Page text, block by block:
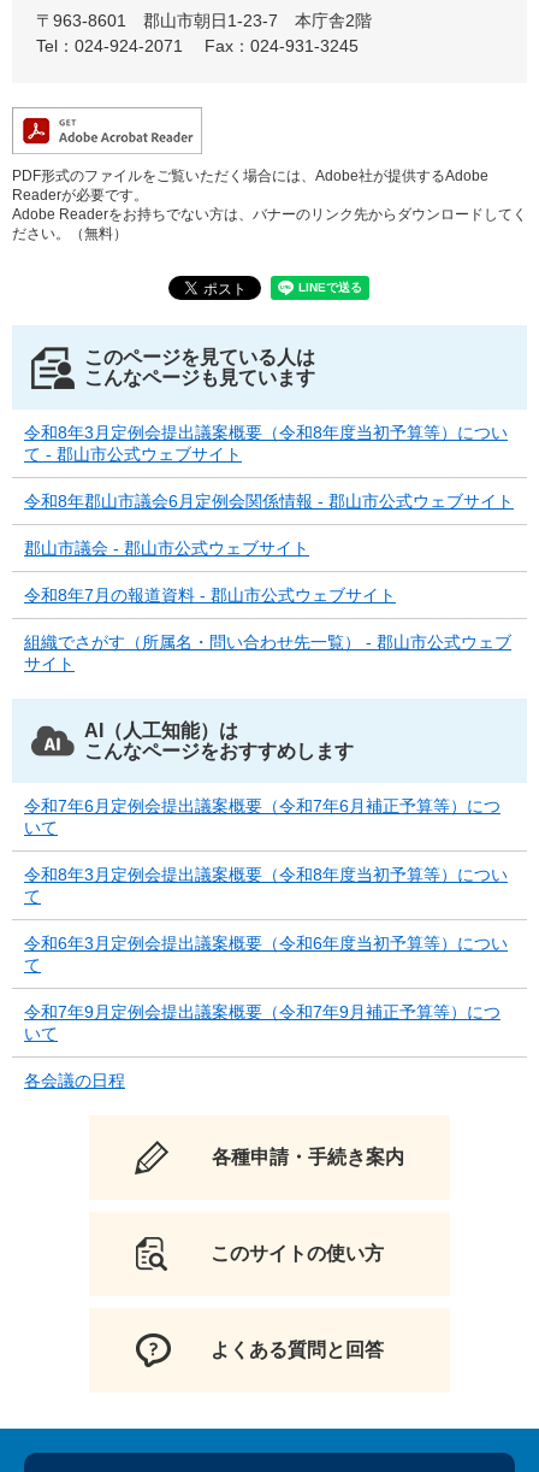
〒963-8601
郡山市朝日1-23-7 本庁舎2階
Tel：024-924-2071
Fax：024-931-3245
PDF形式のファイルをご覧いただく場合には、Adobe社が提供するAdobe
Readerが必要です。
Adobe Readerをお持ちでない方は、バナーのリンク先からダウンロードしてく
ださい。（無料）
このページを見ている人は
こんなページも見ています
令和8年3月定例会提出議案概要（令和8年度当初予算等）につい
て - 郡山市公式ウェブサイト
令和8年郡山市議会6月定例会関係情報 - 郡山市公式ウェブサイト
郡山市議会 - 郡山市公式ウェブサイト
令和8年7月の報道資料 - 郡山市公式ウェブサイト
組織でさがす（所属名・問い合わせ先一覧） - 郡山市公式ウェブ
サイト
AI（人工知能）は
こんなページをおすすめします
令和7年6月定例会提出議案概要（令和7年6月補正予算等）につ
いて
令和8年3月定例会提出議案概要（令和8年度当初予算等）につい
て
令和6年3月定例会提出議案概要（令和6年度当初予算等）につい
て
令和7年9月定例会提出議案概要（令和7年9月補正予算等）につ
いて
各会議の日程
各種申請・手続き案内
このサイトの使い方
よくある質問と回答